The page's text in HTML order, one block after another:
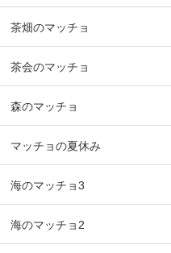
茶畑のマッチョ
茶会のマッチョ
森のマッチョ
マッチョの夏休み
海のマッチョ3
海のマッチョ2